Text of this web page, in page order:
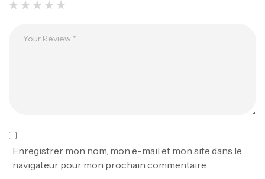
Enregistrer mon nom, mon e-mail et mon site dans le
navigateur pour mon prochain commentaire.
1.83m 120/250gr 30kg
Bagagerie
د.ت
د.ت378,000